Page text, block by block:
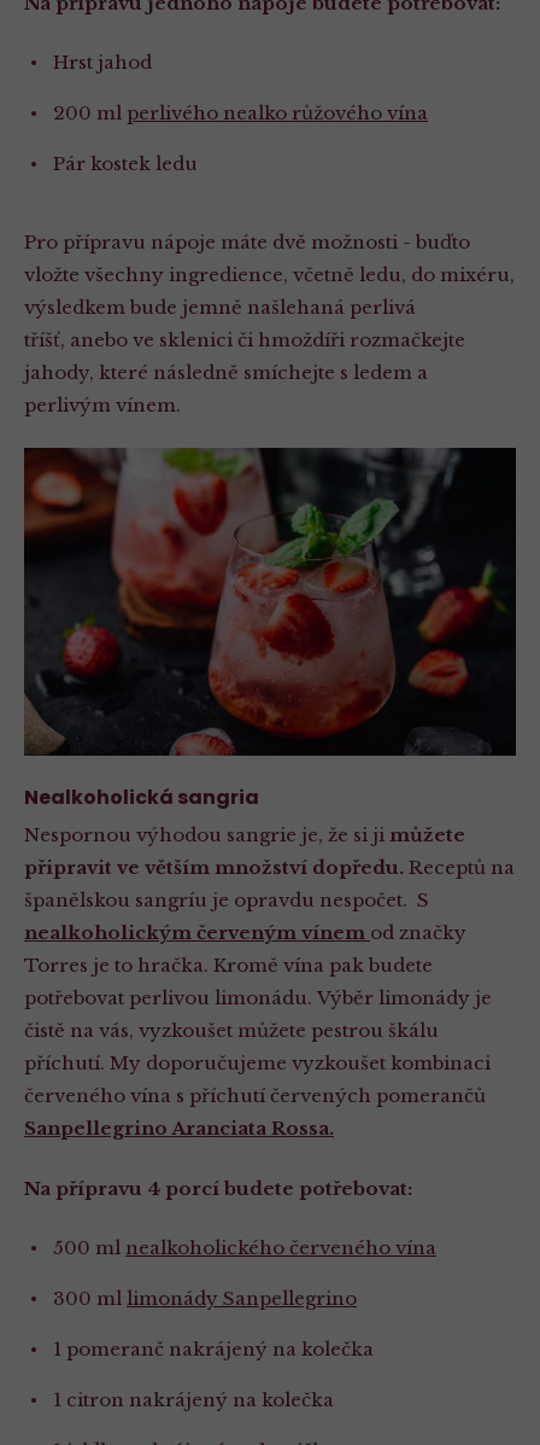
Hrst jahod
200 ml perlivého nealko růžového vína
Pár kostek ledu
Pro přípravu nápoje máte dvě možnosti - buďto
vložte všechny ingredience, včetně ledu, do mixéru,
výsledkem bude jemně našlehaná perlivá
tříšť, anebo ve sklenici či hmoždíři rozmačkejte
jahody, které následně smíchejte s ledem a
perlivým vínem.
Nealkoholická sangria
Nespornou výhodou sangrie je, že si ji můžete
připravit ve větším množství dopředu. Receptů na
španělskou sangríu je opravdu nespočet. S
nealkoholickým červeným vínem od značky
Torres je to hračka. Kromě vína pak budete
potřebovat perlivou limonádu. Výběr limonády je
čistě na vás, vyzkoušet můžete pestrou škálu
příchutí. My doporučujeme vyzkoušet kombinaci
červeného vína s příchutí červených pomerančů
Sanpellegrino Aranciata Rossa.
Na přípravu 4 porcí budete potřebovat:
500 ml nealkoholického červeného vína
300 ml limonády Sanpellegrino
1 pomeranč nakrájený na kolečka
1 citron nakrájený na kolečka